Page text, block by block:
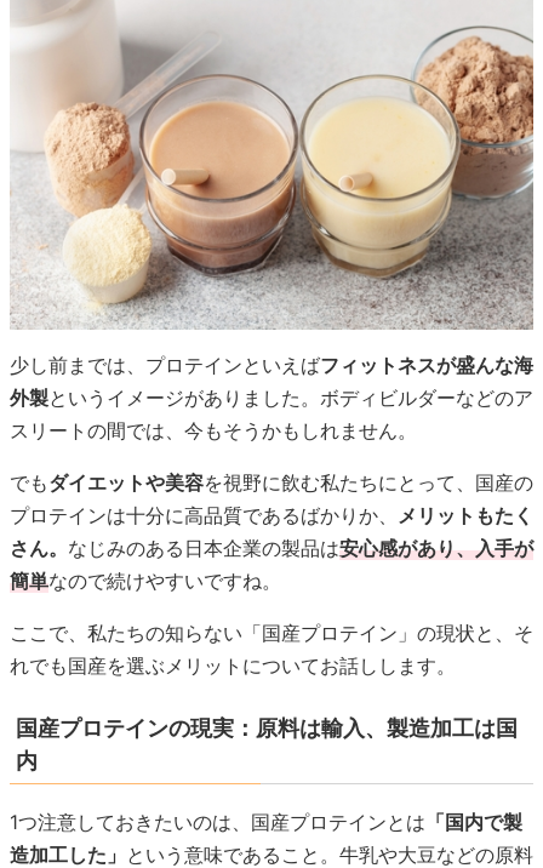
少し前までは、プロテインといえばフィットネスが盛んな海
外製というイメージがありました。ボディビルダーなどのア
スリートの間では、今もそうかもしれません。
でもダイエットや美容を視野に飲む私たちにとって、国産の
プロテインは十分に高品質であるばかりか、 メリットもたく
さん。 なじみのある日本企業の製品は安心感があり、入手が
簡単なので続けやすいですね。
ここで、私たちの知らない「国産プロテイン」の現状と、そ
れでも国産を選ぶメリットについてお話しします。
国産プロテインの現実：原料は輸入、製造加工は国
内
1つ注意しておきたいのは、国産プロテインとは 「国内で製
造加工した」 という意味であること。牛乳や大豆などの原料